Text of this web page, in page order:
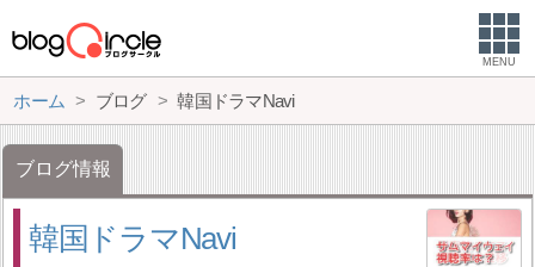
MENU
ホーム ブログ 韓国ドラマNavi
ブログ情報
韓国ドラマNavi